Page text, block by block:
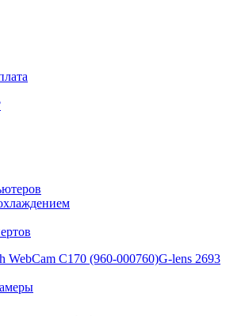
WebCam C170 (960-000760)G-lens 2693